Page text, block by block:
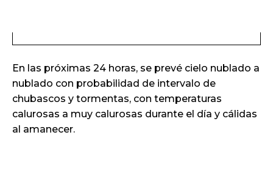
En las próximas 24 horas, se prevé cielo nublado a
nublado con probabilidad de intervalo de
chubascos y tormentas, con temperaturas
calurosas a muy calurosas durante el día y cálidas
al amanecer.